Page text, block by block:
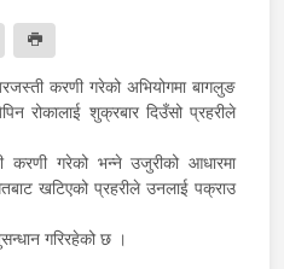
करणी गरेको अभियोगमा बागलुङ
रोकालाई शुक्रबार दिउँसो प्रहरीले
करणी गरेको भन्ने उजुरीको आधारमा
खटिएको प्रहरीले उनलाई पक्राउ
गरिरहेको छ ।